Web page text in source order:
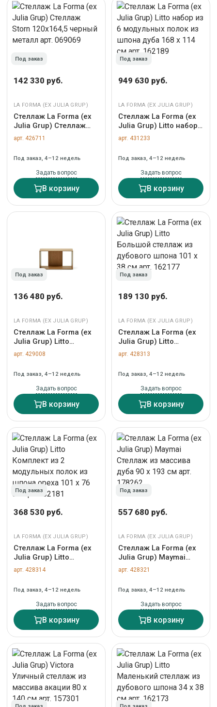
Под заказ
142 330 руб.
LA FORMA (ЕХ JULIA GRUP)
Стеллаж La Forma (ех
Julia Grup) Стеллаж
Storn 120x164,5
черный металл арт.
арт. 426711
Под заказ, 4–12 недель
Задать вопрос
В корзину
Под заказ
949 630 руб.
LA FORMA (ЕХ JULIA GRUP)
Стеллаж La Forma (ех
Julia Grup) Litto набор
из 6 модульных полок
из шпона дуба 168 x
арт. 431233
Под заказ, 4–12 недель
Задать вопрос
В корзину
Под заказ
136 480 руб.
LA FORMA (ЕХ JULIA GRUP)
Стеллаж La Forma (ех
Julia Grup) Litto
Средний стеллаж из
дубового шпона 67 x 38
арт. 429008
Под заказ, 4–12 недель
Задать вопрос
В корзину
Под заказ
189 130 руб.
LA FORMA (ЕХ JULIA GRUP)
Стеллаж La Forma (ех
Julia Grup) Litto
Большой стеллаж из
дубового шпона 101 x
арт. 428313
Под заказ, 4–12 недель
Задать вопрос
В корзину
Под заказ
368 530 руб.
LA FORMA (ЕХ JULIA GRUP)
Стеллаж La Forma (ех
Julia Grup) Litto
Комплект из 2
модульных полок из
см арт. 162181
арт. 428314
Под заказ, 4–12 недель
Задать вопрос
В корзину
Под заказ
557 680 руб.
LA FORMA (ЕХ JULIA GRUP)
Стеллаж La Forma (ех
Julia Grup) Maymai
Стеллаж из массива
дуба 90 x 193 см арт.
арт. 428321
Под заказ, 4–12 недель
Задать вопрос
В корзину